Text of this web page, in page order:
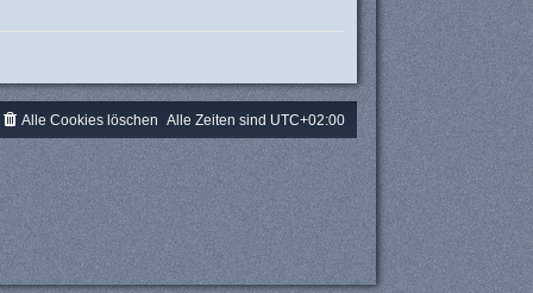
Alle Zeiten sind UTC+02:00
Alle Cookies löschen